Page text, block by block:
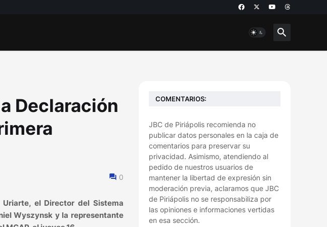
Declaración
0
el Director del Sistema
Wyszynsk y la representante
COMENTARIOS:
JBC de Piriápolis recomienda no
publicar datos personales en la caja de
comentarios para preservar su
privacidad. Asimismo, atendiendo al
pedido de nuestros usuarios de
mantener la libertad de expresión sin
moderación previa, aclaramos que JBC
de Piriápolis no se responsabiliza por
las opiniones e informaciones vertidas
en esa sección.